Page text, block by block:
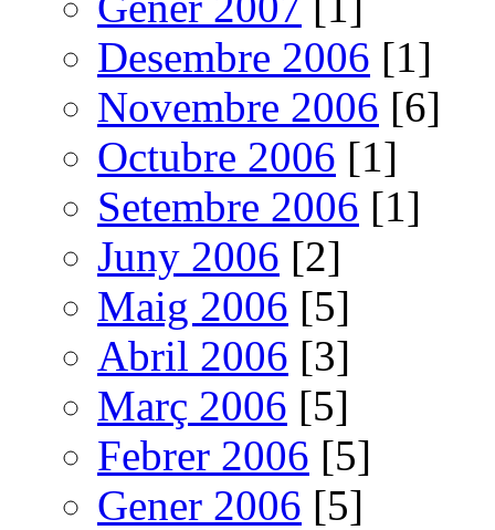
Desembre 2006 [1]
Novembre 2006 [6]
Octubre 2006 [1]
Setembre 2006 [1]
Juny 2006 [2]
Maig 2006 [5]
Abril 2006 [3]
Març 2006 [5]
Febrer 2006 [5]
Gener 2006 [5]